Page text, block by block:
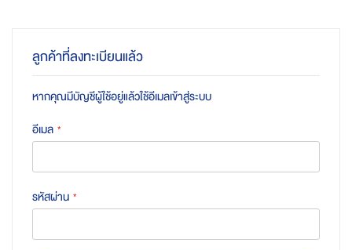
ลูกค้าที่ลงทะเบียนแล้ว
หากคุณมีบัญชีผู้ใช้อยู่แล้วใช้อีเมลเข้าสู่ระบบ
อีเมล
รหัสผ่าน